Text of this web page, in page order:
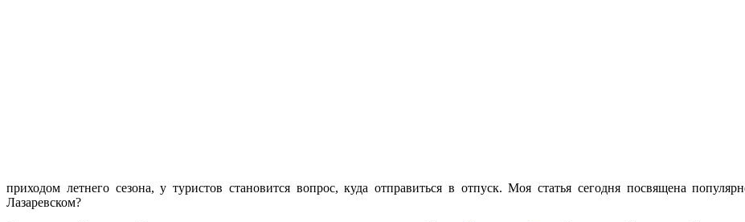
приходом летнего сезона, у туристов становится вопрос, куда отправиться в отпуск. Моя статья сегодня посвящена
Лазаревском?